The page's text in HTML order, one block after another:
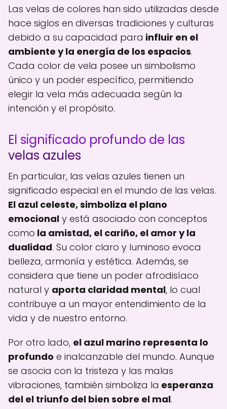
Las velas de colores han sido utilizadas desde
hace siglos en diversas tradiciones y culturas
debido a su capacidad para influir en el
ambiente y la energía de los espacios.
Cada color de vela posee un simbolismo
único y un poder específico, permitiendo
elegir la vela más adecuada según la
intención y el propósito.
El significado profundo de las
velas azules
En particular, las velas azules tienen un
significado especial en el mundo de las velas.
El azul celeste, simboliza el plano
emocional y está asociado con conceptos
como la amistad, el cariño, el amor y la
dualidad. Su color claro y luminoso evoca
belleza, armonía y estética. Además, se
considera que tiene un poder afrodisíaco
natural y aporta claridad mental, lo cual
contribuye a un mayor entendimiento de la
vida y de nuestro entorno.
Por otro lado, el azul marino representa lo
profundo e inalcanzable del mundo. Aunque
se asocia con la tristeza y las malas
vibraciones, también simboliza la esperanza
del el triunfo del bien sobre el mal.